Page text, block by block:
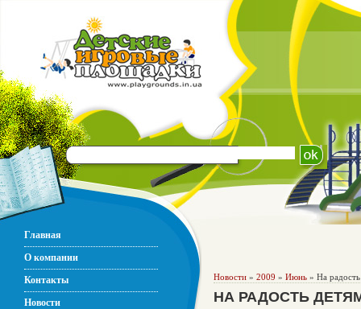
Главная
О компании
Контакты
Новости
Новости » 2009 » Июнь » На
НА РАДОСТЬ